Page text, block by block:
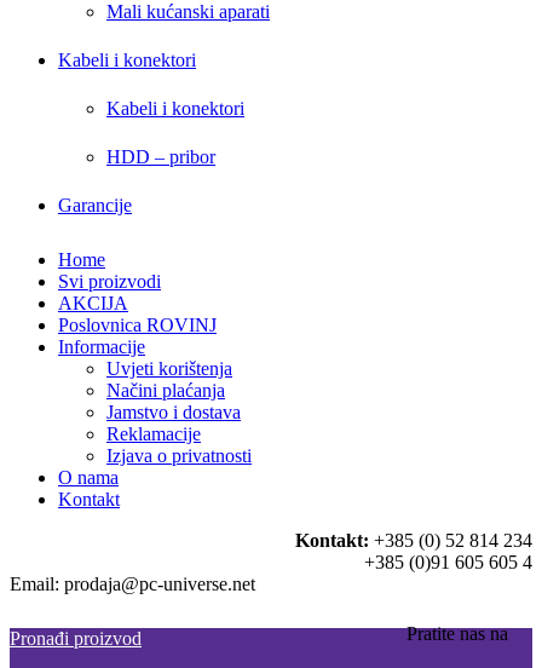
Mali kućanski aparati
Kabeli i konektori
Kabeli i konektori
HDD – pribor
Garancije
Home
Svi proizvodi
AKCIJA
Poslovnica ROVINJ
Informacije
Uvjeti korištenja
Načini plaćanja
Jamstvo i dostava
Reklamacije
Izjava o privatnosti
O nama
Kontakt
Kontakt: +385 (0) 52 814 234
+385 (0)91 605 605 4
Email: prodaja@pc-universe.net
Pratite nas na
Pronađi proizvod